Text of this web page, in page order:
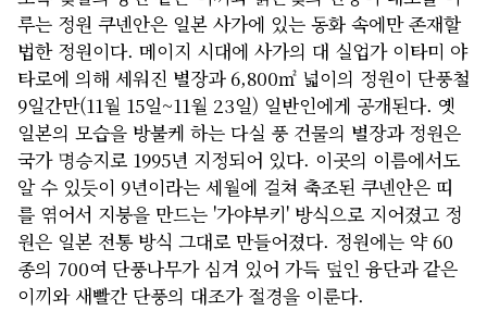
루는 정원 쿠넨안은 일본 사가에 있는 동화 속에만 존재할
법한 정원이다. 메이지 시대에 사가의 대 실업가 이타미 야
타로에 의해 세워진 별장과 6,800㎡ 넓이의 정원이 단풍철
9일간만(11월 15일~11월 23일) 일반인에게 공개된다. 옛
일본의 모습을 방불케 하는 다실 풍 건물의 별장과 정원은
국가 명승지로 1995년 지정되어 있다. 이곳의 이름에서도
알 수 있듯이 9년이라는 세월에 걸쳐 축조된 쿠넨안은 띠
를 엮어서 지붕을 만드는 '가야부키' 방식으로 지어졌고 정
원은 일본 전통 방식 그대로 만들어졌다. 정원에는 약 60
종의 700여 단풍나무가 심겨 있어 가득 덮인 융단과 같은
이끼와 새빨간 단풍의 대조가 절경을 이룬다.